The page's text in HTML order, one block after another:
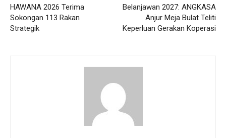
HAWANA 2026 Terima
Sokongan 113 Rakan
Strategik
Belanjawan 2027: ANGKASA
Anjur Meja Bulat Teliti
Keperluan Gerakan Koperasi